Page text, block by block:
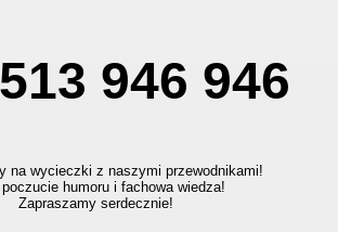
946 946
na wycieczki z naszymi przewodnikami!
poczucie humoru i fachowa wiedza!
Zapraszamy serdecznie!